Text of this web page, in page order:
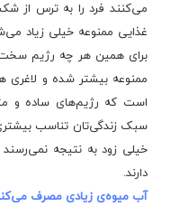
می‌کنند فرد را به ترس از
غذایی ممنوعه خیلی زیاد
برای همین هر چه رژیم
ممنوعه بیشتر شده و
است که رژیم‌های ساده و
سبک زندگی‌تان تناسب
خیلی زود به نتیجه نمی‌رسند
دارند.
آب میوه‌ی زیادی مصرف